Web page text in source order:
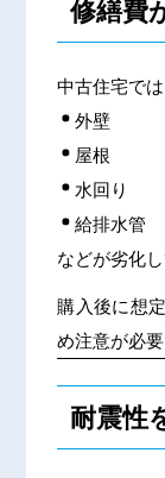
修繕費
中古住宅では
外壁
屋根
水回り
給排水管
などが劣化
購入後に想
め注意が必要
耐震性